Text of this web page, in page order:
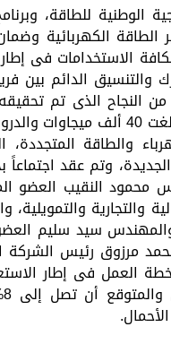
الوطنية للطاقة،
الطاقة الكهربائية
الاستخدامات فى
والتنسيق الدائم بين
من النجاح الذى تم
الكهربائية غير المسبوقة
والطاقة
الجديدة، وتم عقد
محمود النقيب العضو
والتجارية
سيد سليم
مرزوق رئيس الشركة
العمل فى إطار